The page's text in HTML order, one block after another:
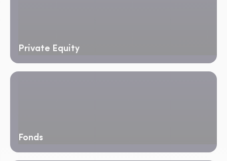
Private Equity
Fonds